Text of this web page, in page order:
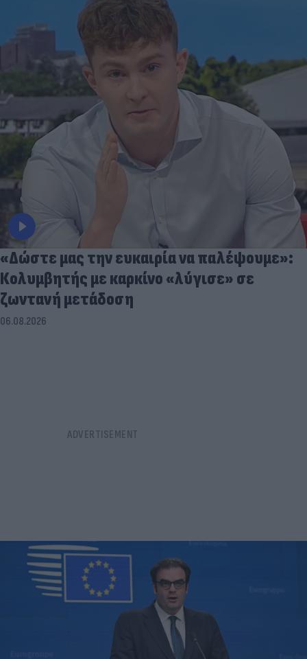
«Δώστε μας την ευκαιρία να παλέψουμε»:
Κολυμβητής με καρκίνο «λύγισε» σε
ζωντανή μετάδοση
06.08.2026